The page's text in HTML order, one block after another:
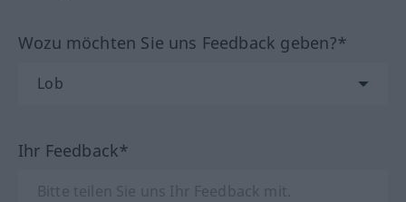
Wozu möchten Sie uns Feedback geben?*
Ihr Feedback*